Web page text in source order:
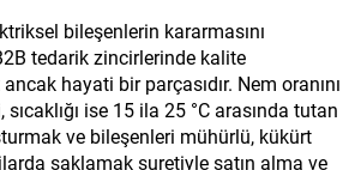
bileşenlerin kararmasını
tedarik zincirlerinde kalite
hayati bir parçasıdır. Nem oranını
ise 15 ila 25 °C arasında tutan
ve bileşenleri mühürlü, kükürt
saklamak suretiyle satın alma ve